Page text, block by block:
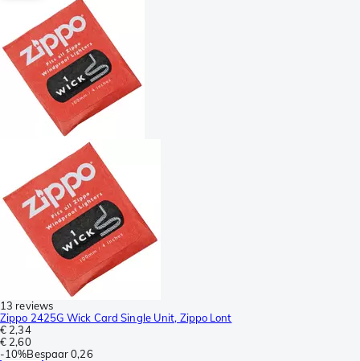
13 reviews
Zippo 2425G Wick Card Single Unit, Zippo Lont
€ 2,34
€ 2,60
-10%Bespaar 0,26